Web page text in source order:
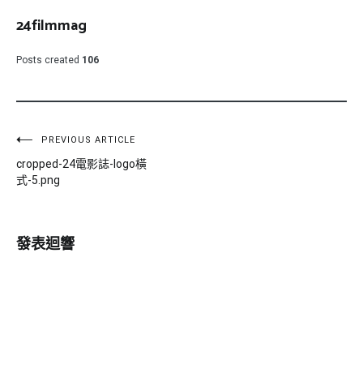
24filmmag
Posts created 106
文
章
覽
PREVIOUS ARTICLE
cropped-24電影誌-logo橫
式-5.png
發表迴響